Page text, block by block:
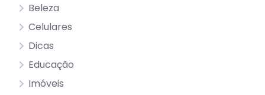
Beleza
Celulares
Dicas
Educação
Imóveis